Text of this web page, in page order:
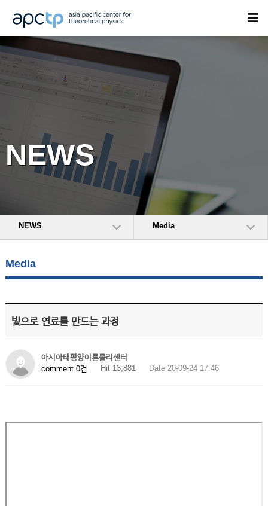
NEWS
NEWS Media
Media
빛으로 연료를 만드는 과정
아시아태평양이론물리센터
comment 0건
Hit 13,881 Date 20-09-24 17:46